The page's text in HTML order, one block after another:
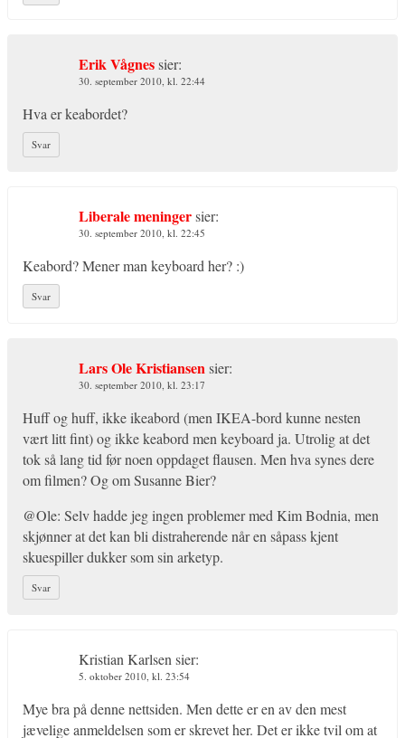
Erik Vågnessier:
30. september 2010, kl. 22:44
Hva er keabordet?
Svar
Liberale meningersier:
30. september 2010, kl. 22:45
Keabord? Mener man keyboard her? :)
Svar
Lars Ole Kristiansensier:
30. september 2010, kl. 23:17
Huff og huff, ikke ikeabord (men IKEA-bord kunne nesten
vært litt fint) og ikke keabord men keyboard ja. Utrolig at det
tok så lang tid før noen oppdaget flausen. Men hva synes dere
om filmen? Og om Susanne Bier?
@Ole: Selv hadde jeg ingen problemer med Kim Bodnia, men
skjønner at det kan bli distraherende når en såpass kjent
skuespiller dukker som sin arketyp.
Svar
Kristian Karlsen sier:
5. oktober 2010, kl. 23:54
Mye bra på denne nettsiden. Men dette er en av den mest
jævelige anmeldelsen som er skrevet her. Det er ikke tvil om at